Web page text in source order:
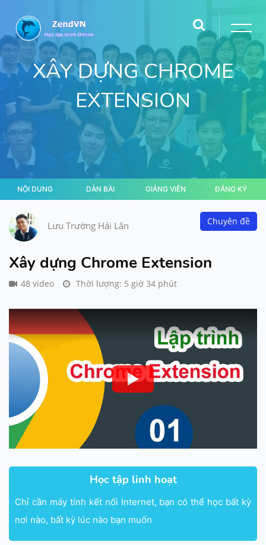
XÂY DỰNG CHROME
EXTENSION
NỘI DUNG DÀN BÀI GIẢNG VIÊN ĐĂNG KÝ
Lưu Trường Hải Lân Chuyên đề
Xây dựng Chrome Extension
48 video Thời lượng: 5 giờ 34 phút
Học tập linh hoạt
Chỉ cần máy tính kết nối Internet, bạn có thể học bất kỳ
nơi nào, bất kỳ lúc nào bạn muốn